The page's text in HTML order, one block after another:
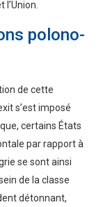
polono-
de cette
s’est imposé
certains États
par rapport à
se sont ainsi
de la classe
détonnant,